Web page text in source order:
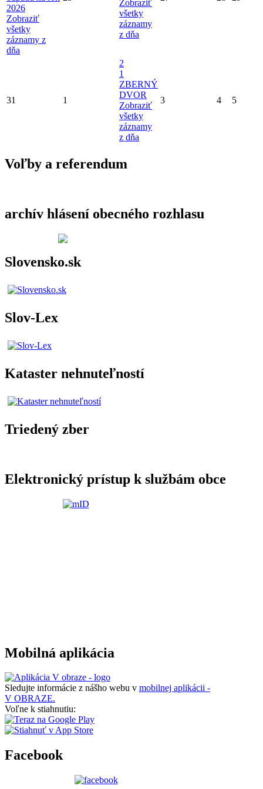
2026
Zobraziť
všetky
záznamy z
dňa
Zobraziť
všetky
záznamy
z dňa
31 1
2
1
ZBERNÝ
DVOR
Zobraziť
všetky
záznamy
z dňa
3 4 5
Voľby a referendum
archív hlásení obecného rozhlasu
Slovensko.sk
Slov-Lex
Kataster nehnuteľností
Triedený zber
Elektronický prístup k službám obce
Mobilná aplikácia
Sledujte informácie z nášho webu v mobilnej aplikácii -
V OBRAZE.
Voľne k stiahnutiu:
Facebook